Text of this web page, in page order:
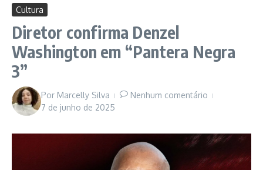
Cultura
Diretor confirma Denzel
Washington em “Pantera Negra
3”
Por Marcelly Silva
Nenhum comentário
7 de junho de 2025